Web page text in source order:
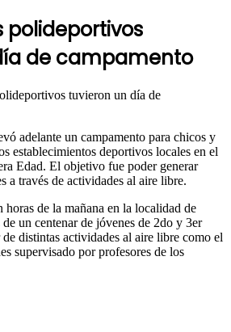
polideportivos
de campamento
adelante un campamento para chicos y
establecimientos deportivos locales en el
Edad. El objetivo fue poder generar
a través de actividades al aire libre.
de la mañana en la localidad de
un centenar de jóvenes de 2do y 3er
distintas actividades al aire libre como el
supervisado por profesores de los